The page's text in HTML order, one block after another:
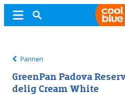
Pannen
GreenPan Padova
delig Cream White